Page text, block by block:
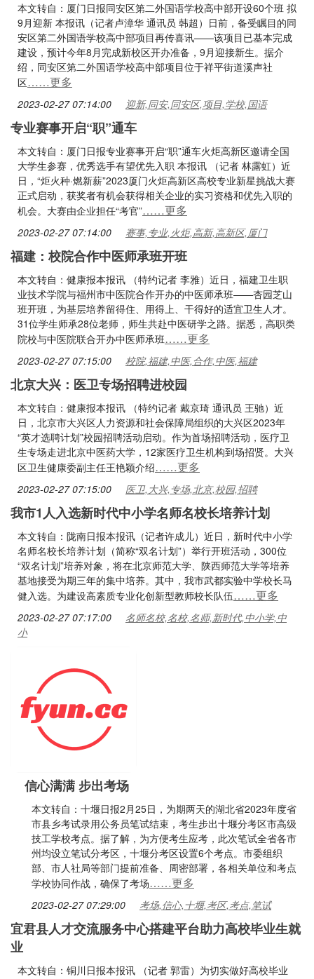
本文转自：厦门日报同安区第二外国语学校高中部开设60个班 拟
9月迎新 本报讯（记者卢漳华 通讯员 韩超）日前，备受瞩目的同
安区第二外国语学校高中部项目再传喜讯——该项目已基本完成
建设，预计今年8月完成新校区开办准备，9月迎接新生。据介
绍，同安区第二外国语学校高中部项目位于祥平街道溪声社
区……更多
2023-02-27 07:14:00 迎新,同安,同安区,项目,学校,国语
专业赛事开启“职”通车
本文转自：厦门日报专业赛事开启“职”通车火炬高新区邀请全国
大学生参赛，优秀选手有望优先入职 本报讯 （记者 林露虹）近
日，“炬火种·燃新薪”2023厦门火炬高新区高校专业新星挑战大赛
正式启动，获奖者有机会获得相关企业的实习资格和优先入职的
机会。大赛由企业担任“考官”……更多
2023-02-27 07:14:00 赛事,专业,火炬,高新,高新区,厦门
福建：校院合作中医师承班开班
本文转自：健康报本报讯 （特约记者 李雅）近日，福建卫生职
业技术学院与福州市中医院合作开办的中医师承班——杏园芝山
班开班，为基层培养留得住、用得上、干得好的适宜卫生人才。
31位学生师承28位老师，师生共赴中医研学之路。据悉，高职类
院校与中医院联合开办中医师承班……更多
2023-02-27 07:15:00 校院,福建,中医,合作,中医,福建
北京大兴：医卫专场招聘进校园
本文转自：健康报本报讯 （特约记者 戴京琦 通讯员 王驰）近
日，北京市大兴区人力资源和社会保障局组织的大兴区2023年
“英才选聘计划”校园招聘活动启动。作为首场招聘活动，医疗卫
生专场走进北京中医药大学，12家医疗卫生机构到场招贤。大兴
区卫生健康委副主任王艳颖介绍……更多
2023-02-27 07:15:00 医卫,大兴,专场,北京,校园,招聘
我市1人入选新时代中小学名师名校长培养计划
本文转自：陇南日报本报讯（记者许成儿）近日，新时代中小学
名师名校长培养计划（简称“双名计划”）举行开班活动，300位
“双名计划”培养对象，将在北京师范大学、陕西师范大学等培养
基地接受为期三年的集中培养。其中，我市武都实验中学校长马
健入选。为建设高素质专业化创新型教师校长队伍……更多
2023-02-27 07:17:00
名师名校,名校,名师,新时代,中小学,中
小
信心满满 步出考场
本文转自：十堰日报2月25日，为期两天的湖北省2023年度省
市县乡考试录用公务员笔试结束，考生步出十堰分考区市高级
技工学校考点。据了解，为方便考生应考，此次笔试全省各市
州均设立笔试分考区，十堰分考区设置6个考点。市委组织
部、市人社局等部门提前准备、周密部署，各相关单位和考点
学校协同作战，确保了考场……更多
2023-02-27 07:29:00 考场,信心,十堰,考区,考点,笔试
宜君县人才交流服务中心搭建平台助力高校毕业生就
业
本文转自：铜川日报本报讯 （记者 郭雷）为切实做好高校毕业